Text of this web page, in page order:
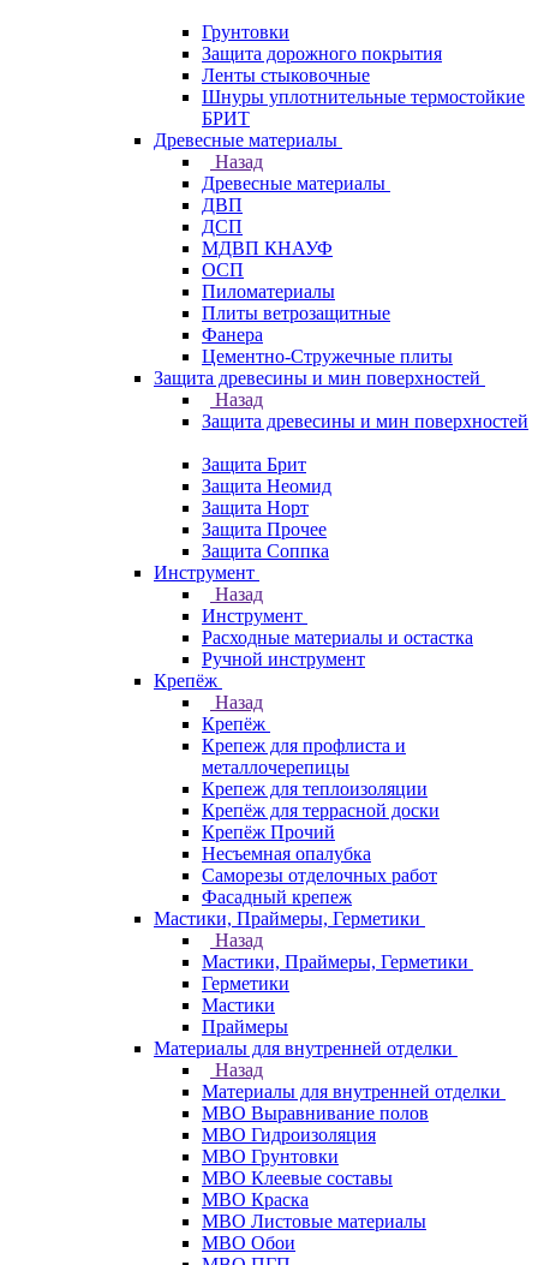
Грунтовки
Защита дорожного покрытия
Ленты стыковочные
Шнуры уплотнительные термостойкие
БРИТ
Древесные материалы
Назад
Древесные материалы
ДВП
ДСП
МДВП КНАУФ
ОСП
Пиломатериалы
Плиты ветрозащитные
Фанера
Цементно-Стружечные плиты
Защита древесины и мин поверхностей
Назад
Защита древесины и мин поверхностей
Защита Брит
Защита Неомид
Защита Норт
Защита Прочее
Защита Соппка
Инструмент
Назад
Инструмент
Расходные материалы и остастка
Ручной инструмент
Крепёж
Назад
Крепёж
Крепеж для профлиста и
металлочерепицы
Крепеж для теплоизоляции
Крепёж для террасной доски
Крепёж Прочий
Несъемная опалубка
Саморезы отделочных работ
Фасадный крепеж
Мастики, Праймеры, Герметики
Назад
Мастики, Праймеры, Герметики
Герметики
Мастики
Праймеры
Материалы для внутренней отделки
Назад
Материалы для внутренней отделки
МВО Выравнивание полов
МВО Гидроизоляция
МВО Грунтовки
МВО Клеевые составы
МВО Краска
МВО Листовые материалы
МВО Обои